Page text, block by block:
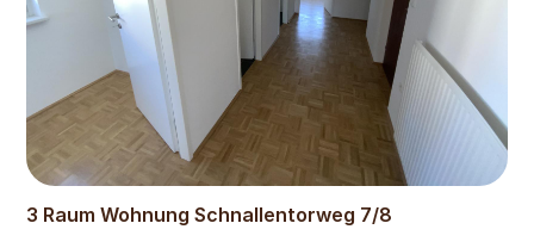
668€
3 Raum Wohnung Schnallentorweg 7/8